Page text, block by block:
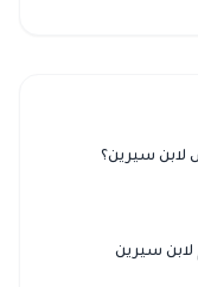
لابن سيرين؟
لابن سيرين